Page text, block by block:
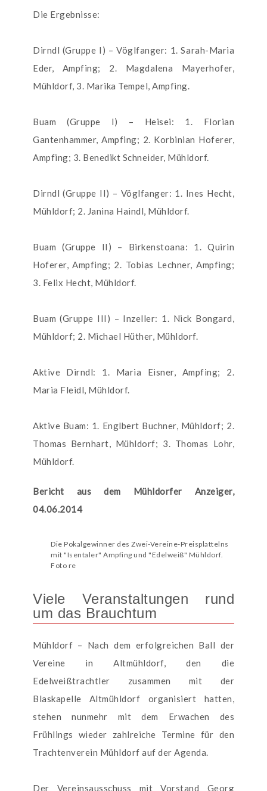
Die Ergebnisse:
Dirndl (Gruppe I) – Vöglfanger: 1. Sarah-Maria
Eder, Ampfing; 2. Magdalena Mayerhofer,
Mühldorf, 3. Marika Tempel, Ampfing.
Buam (Gruppe I) – Heisei: 1. Florian
Gantenhammer, Ampfing; 2. Korbinian Hoferer,
Ampfing; 3. Benedikt Schneider, Mühldorf.
Dirndl (Gruppe II) – Vöglfanger: 1. Ines Hecht,
Mühldorf; 2. Janina Haindl, Mühldorf.
Buam (Gruppe II) – Birkenstoana: 1. Quirin
Hoferer, Ampfing; 2. Tobias Lechner, Ampfing;
3. Felix Hecht, Mühldorf.
Buam (Gruppe III) – Inzeller: 1. Nick Bongard,
Mühldorf; 2. Michael Hüther, Mühldorf.
Aktive Dirndl: 1. Maria Eisner, Ampfing; 2.
Maria Fleidl, Mühldorf.
Aktive Buam: 1. Englbert Buchner, Mühldorf; 2.
Thomas Bernhart, Mühldorf; 3. Thomas Lohr,
Mühldorf.
Bericht aus dem Mühldorfer Anzeiger,
04.06.2014
Die Pokalgewinner des Zwei-Vereine-Preisplattelns
mit "Isentaler" Ampfing und "Edelweiß" Mühldorf.
Foto re
Viele Veranstaltungen rund
um das Brauchtum
Mühldorf – Nach dem erfolgreichen Ball der
Vereine in Altmühldorf, den die
Edelweißtrachtler zusammen mit der
Blaskapelle Altmühldorf organisiert hatten,
stehen nunmehr mit dem Erwachen des
Frühlings wieder zahlreiche Termine für den
Trachtenverein Mühldorf auf der Agenda.
Der Vereinsausschuss mit Vorstand Georg